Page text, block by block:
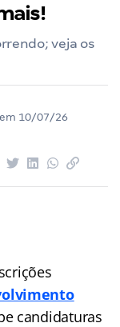
veja os
10/07/26
candidaturas